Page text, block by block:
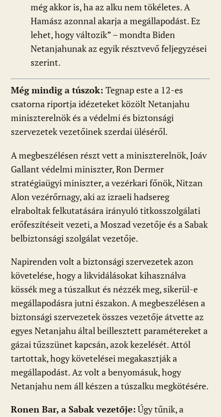
még akkor is, ha az alku nem tökéletes. A
Hamász azonnal akarja a megállapodást. Ez
lehet, hogy változik” – mondta Biden
Netanjahunak az egyik résztvevő feljegyzései
szerint.
Még mindig a túszok: Tegnap este a 12-es
csatorna riportja idézeteket közölt Netanjahu
miniszterelnök és a védelmi és biztonsági
szervezetek vezetőinek szerdai üléséről.
A megbeszélésen részt vett a miniszterelnök, Joáv
Gallant védelmi miniszter, Ron Dermer
stratégiaügyi miniszter, a vezérkari főnök, Nitzan
Alon vezérőrnagy, aki az izraeli hadsereg
elraboltak felkutatására irányuló titkosszolgálati
erőfeszítéseit vezeti, a Moszad vezetője és a Sabak
belbiztonsági szolgálat vezetője.
Napirenden volt a biztonsági szervezetek azon
követelése, hogy a likvidálásokat kihasználva
kössék meg a túszalkut és nézzék meg, sikerül-e
megállapodásra jutni északon. A megbeszélésen a
biztonsági szervezetek összes vezetője átvette az
egyes Netanjahu által beillesztett paramétereket a
gázai tűzszünet kapcsán, azok kezelését. Attól
tartottak, hogy követelései megakasztják a
megállapodást. Az volt a benyomásuk, hogy
Netanjahu nem áll készen a túszalku megkötésére.
Ronen Bar, a Sabak vezetője: Úgy tűnik, a